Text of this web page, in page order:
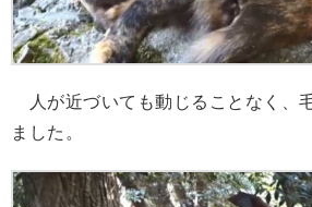
人が近づいても動じることなく、
ました。